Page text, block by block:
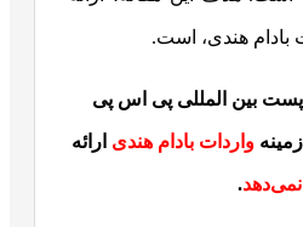
بادام هندی، است.
بین المللی پی اس پی
واردات بادام هندی ارائه
نمی‌دهد.